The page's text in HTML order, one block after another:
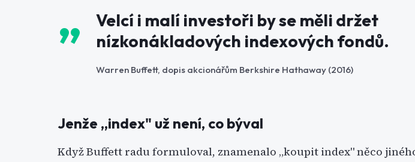
Velcí i malí investoři by se měli držet
nízkonákladových indexových fondů.
Warren Buffett, dopis akcionářům Berkshire Hathaway (2016)
Jenže „index" už není, co býval
Když Buffett radu formuloval, znamenalo „koupit index" něco